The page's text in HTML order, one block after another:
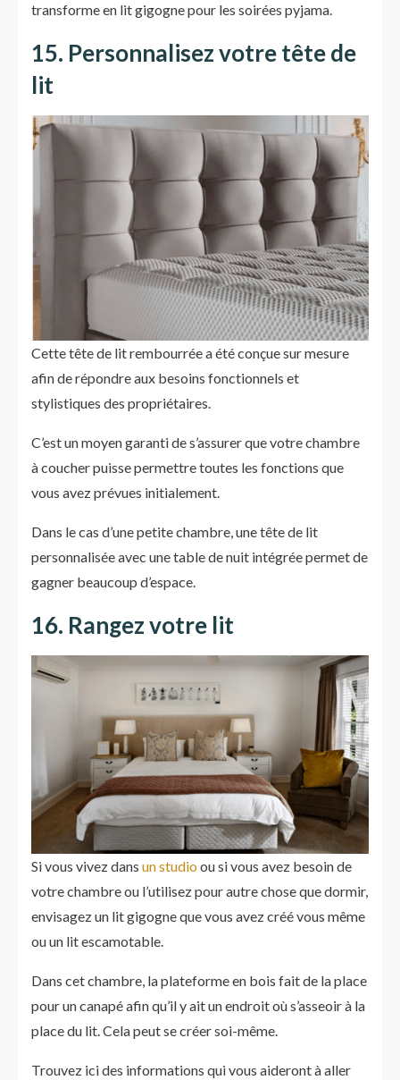
transforme en lit gigogne pour les soirées pyjama.
15. Personnalisez votre tête de
lit
Cette tête de lit rembourrée a été conçue sur mesure
afin de répondre aux besoins fonctionnels et
stylistiques des propriétaires.
C’est un moyen garanti de s’assurer que votre chambre
à coucher puisse permettre toutes les fonctions que
vous avez prévues initialement.
Dans le cas d’une petite chambre, une tête de lit
personnalisée avec une table de nuit intégrée permet de
gagner beaucoup d’espace.
16. Rangez votre lit
Si vous vivez dans un studio ou si vous avez besoin de
votre chambre ou l’utilisez pour autre chose que dormir,
envisagez un lit gigogne que vous avez créé vous même
ou un lit escamotable.
Dans cet chambre, la plateforme en bois fait de la place
pour un canapé afin qu’il y ait un endroit où s’asseoir à la
place du lit. Cela peut se créer soi-même.
Trouvez ici des informations qui vous aideront à aller